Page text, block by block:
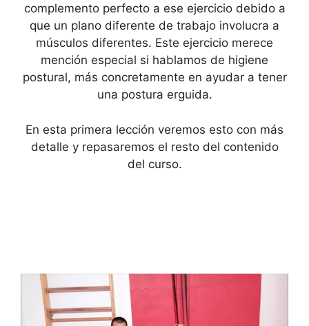
complemento perfecto a ese ejercicio debido a
que un plano diferente de trabajo involucra a
músculos diferentes. Este ejercicio merece
mención especial si hablamos de higiene
postural, más concretamente en ayudar a tener
una postura erguida.
En esta primera lección veremos esto con más
detalle y repasaremos el resto del contenido
del curso.